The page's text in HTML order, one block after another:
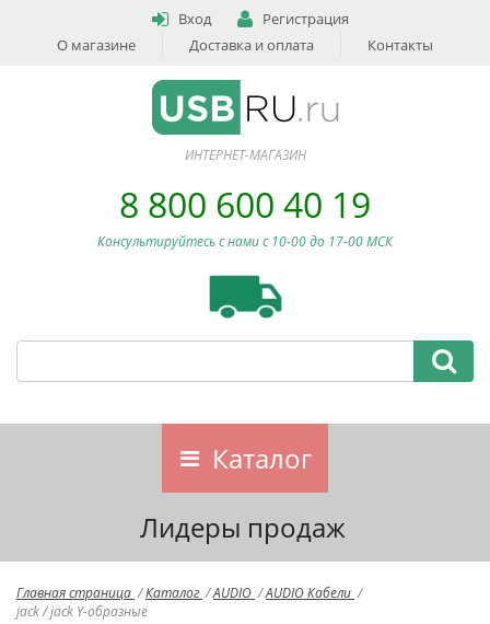
Вход
Регистрация
О магазине
Доставка и оплата Контакты
ИНТЕРНЕТ-МАГАЗИН
8 800 600 40 19
Консультируйтесь с нами c 10-00 до 17-00 МСК
Каталог
Лидеры продаж
Главная страница /Каталог /AUDIO /AUDIO Кабели /
jack / jack Y-образные